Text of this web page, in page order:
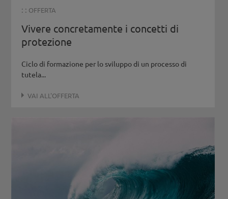
: : OFFERTA
Vivere concretamente i concetti di
protezione
Ciclo di formazione per lo sviluppo di un processo di
tutela...
VAI ALL'OFFERTA